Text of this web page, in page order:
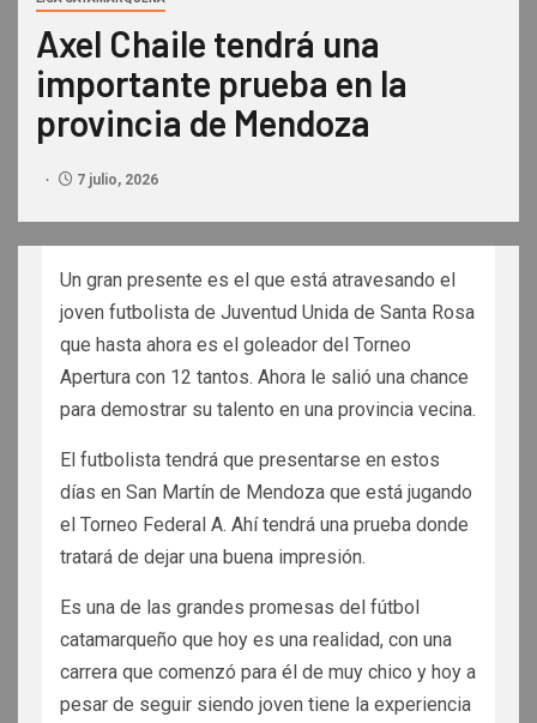
Axel Chaile tendrá una
importante prueba en la
provincia de Mendoza
7 julio, 2026
Un gran presente es el que está atravesando el
joven futbolista de Juventud Unida de Santa Rosa
que hasta ahora es el goleador del Torneo
Apertura con 12 tantos. Ahora le salió una chance
para demostrar su talento en una provincia vecina.
El futbolista tendrá que presentarse en estos
días en San Martín de Mendoza que está jugando
el Torneo Federal A. Ahí tendrá una prueba donde
tratará de dejar una buena impresión.
Es una de las grandes promesas del fútbol
catamarqueño que hoy es una realidad, con una
carrera que comenzó para él de muy chico y hoy a
pesar de seguir siendo joven tiene la experiencia